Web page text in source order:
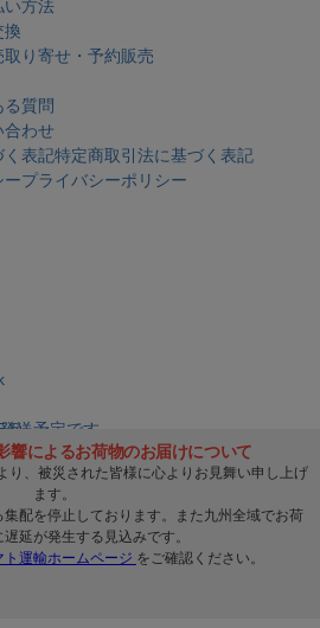
い方法
換
取り寄せ・予約販売
る質問
合わせ
特定商取引法に基づく表記
プライバシーポリシー
発送予定です。
発送!! ※お取寄せ商品は対象外